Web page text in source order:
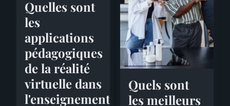
Quelles sont
les
applications
pédagogiques
de la réalité
virtuelle dans
l'enseignement
Quels sont
les meilleurs